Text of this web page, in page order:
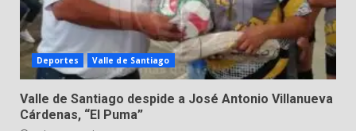
Deportes Valle de Santiago
Valle de Santiago despide a José Antonio Villanueva
Cárdenas, “El Puma”